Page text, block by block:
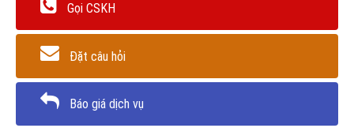
Gọi CSKH
Đặt câu hỏi
Báo giá dịch vụ